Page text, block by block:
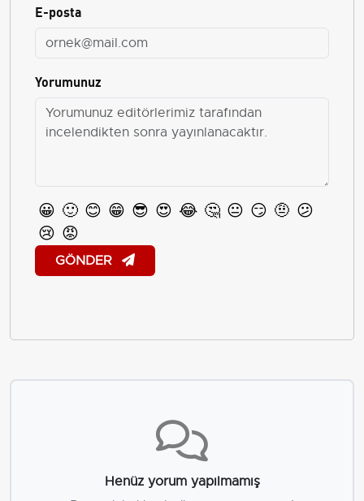
E-posta
Yorumunuz
😀 🙂 😊 😁 😎 😍 😂 🤔 😐 😏 🤨 😕
😢 😡
GÖNDER
Henüz yorum yapılmamış